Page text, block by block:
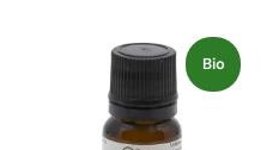
afrodisiaco.
Bio